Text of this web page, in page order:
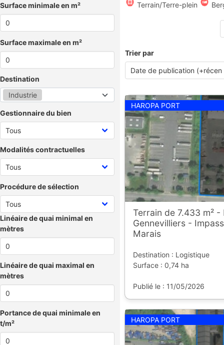
Surface minimale en m²
Surface maximale en m²
Destination
Industrie
Gestionnaire du bien
Modalités contractuelles
Procédure de sélection
Linéaire de quai minimal en
mètres
Linéaire de quai maximal en
mètres
Portance de quai minimale en
t/m²
Terrain/Terre-plein
Trier par
HAROPA PORT
Terrain de 7.433 m² -
Gennevilliers -
Marais
Destination : Logistique
Surface : 0,74 ha
Publié le : 11/05/2026
HAROPA PORT